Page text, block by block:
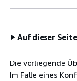
Auf dieser Seite
Die vorliegende
Im Falle eines